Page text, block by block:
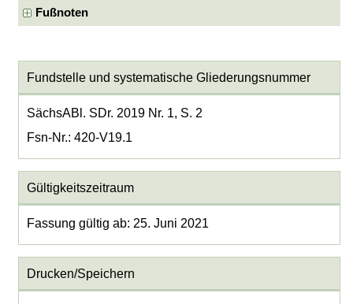
Fußnoten
Fundstelle und systematische Gliederungsnummer
SächsABl. SDr. 2019 Nr. 1, S. 2
Fsn-Nr.: 420-V19.1
Gültigkeitszeitraum
Fassung gültig ab: 25. Juni 2021
Drucken/Speichern